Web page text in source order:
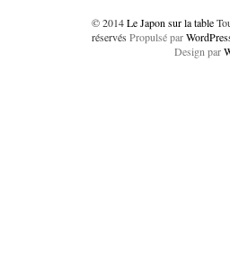
© 2014Le Japon sur la table
réservés Propulsé par
Design par